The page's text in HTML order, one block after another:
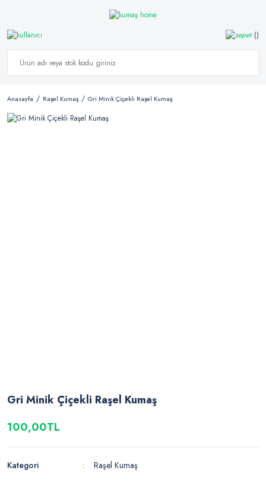
Anasayfa Raşel Kumaş Gri Minik Çiçekli Raşel Kumaş
Gri Minik Çiçekli Raşel Kumaş
100,00TL
Kategori
Raşel Kumaş